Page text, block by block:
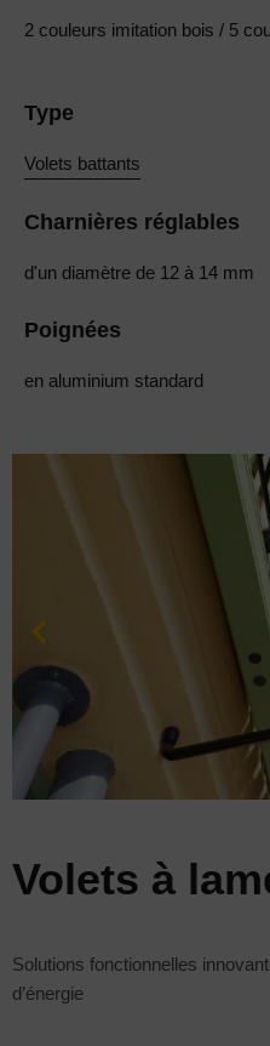
2 couleurs imitation bois / 5
Type
Volets battants
Charnières réglables
d'un diamètre de 12 à 14 mm
Poignées
en aluminium standard
Volets à
Solutions fonctionnelles
d’énergie